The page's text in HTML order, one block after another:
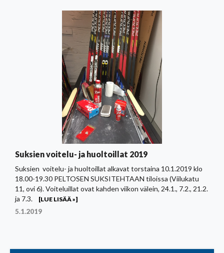
Suksien voitelu- ja huoltoillat 2019
Suksien voitelu- ja huoltoillat alkavat torstaina 10.1.2019 klo
18.00-19.30 PELTOSEN SUKSITEHTAAN tiloissa (Viilukatu
11, ovi 6). Voiteluillat ovat kahden viikon välein, 24.1., 7.2., 21.2.
ja 7.3.
[LUE LISÄÄ »]
5.1.2019